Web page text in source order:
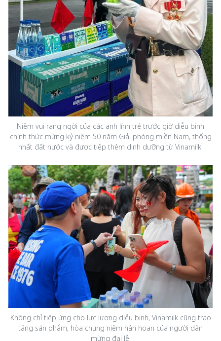
Niềm vui rạng ngời của các anh lính trẻ trước giờ diễu binh
chính thức mừng kỷ niệm 50 năm Giải phóng miền Nam, thống
nhất đất nước và được tiếp thêm dinh dưỡng từ Vinamilk.
Không chỉ tiếp ứng cho lực lượng diễu binh, Vinamilk cũng trao
tặng sản phẩm, hòa chung niềm hân hoan của người dân
mừng đại lễ.